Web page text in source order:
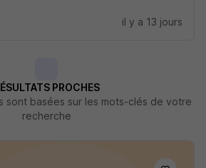
il y a 13 jours
PROCHES
sont basées sur les mots-clés de votre
recherche